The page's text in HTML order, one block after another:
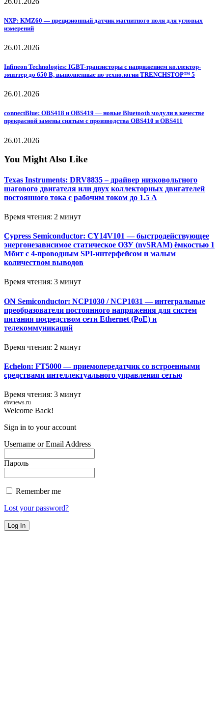
NXP: KMZ60 — прецизионный датчик магнитного поля для угловых
измерений
26.01.2026
Infineon Technologies: IGBT-транзисторы с напряжением коллектор-
эмиттер до 650 В, выполненные по технологии TRENCHSTOP™ 5
26.01.2026
connectBlue: OBS418 и OBS419 — новые Bluetooth модули в качестве
прекрасной замены снятым с производства OBS410 и OBS411
26.01.2026
You Might Also Like
Texas Instruments: DRV8835 – драйвер низковольтного
шагового двигателя или двух коллекторных двигателей
постоянного тока с рабочим током до 1.5 А
Время чтения: 2 минут
Cypress Semiconductor: CY14V101 — быстродействующее
энергонезависимое статическое ОЗУ (nvSRAM) ёмкостью 1
Мбит с 4-проводным SPI-интерфейсом и малым
количеством выводов
Время чтения: 3 минут
ON Semiconductor: NCP1030 / NCP1031 — интегральные
преобразователи постоянного напряжения для систем
питания посредством сети Ethernet (PoE) и
телекоммуникаций
Время чтения: 2 минут
Echelon: FT5000 — приемопередатчик со встроенными
средствами интеллектуального управления сетью
Время чтения: 3 минут
ebvnews.ru
Welcome Back!
Sign in to your account
Username or Email Address
Пароль
Remember me
Lost your password?